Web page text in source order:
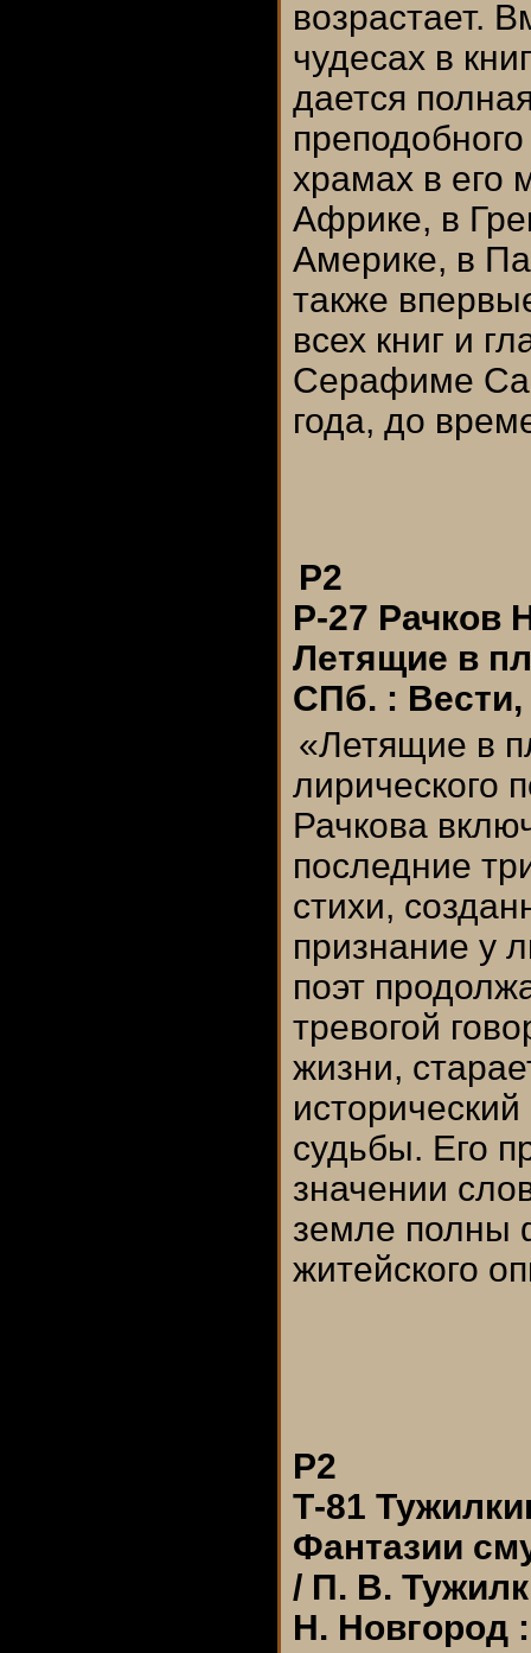
возрастает.
чудесах в
дается
храмах в его
Африке, в
Америке, в
также
всех книг и
Серафиме
года, до
Р2
Р-27 Рачков
Летящие в
СПб. :
«Летящие в
лирического
Рачкова
последние
стихи,
признание у
поэт
тревогой
жизни,
судьбы. Его
значении
земле полны
житейского
Р2
Т-81
Фантазии
/ П. В.
Н. Новгород